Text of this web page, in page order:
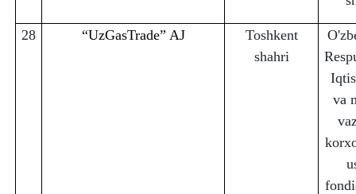
28 “UzGasTrade” AJ
Toshkent
shahri
va